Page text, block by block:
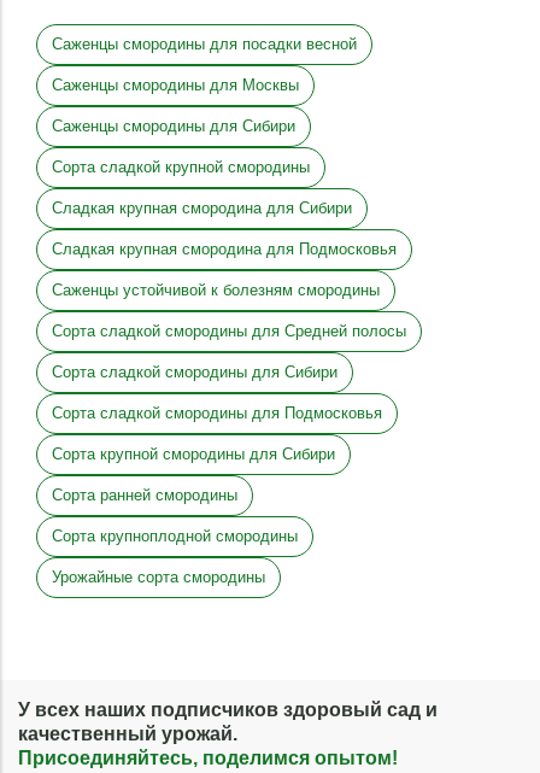
Саженцы смородины для посадки весной
Саженцы смородины для Москвы
Саженцы смородины для Сибири
Сорта сладкой крупной смородины
Сладкая крупная смородина для Сибири
Сладкая крупная смородина для Подмосковья
Саженцы устойчивой к болезням смородины
Сорта сладкой смородины для Средней полосы
Сорта сладкой смородины для Сибири
Сорта сладкой смородины для Подмосковья
Сорта крупной смородины для Сибири
Сорта ранней смородины
Сорта крупноплодной смородины
Урожайные сорта смородины
У всех наших подписчиков здоровый сад и
качественный урожай.
Присоединяйтесь, поделимся опытом!